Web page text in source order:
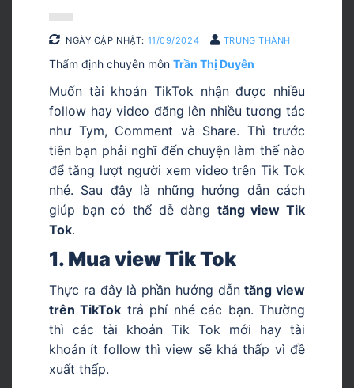
NGÀY CẬP NHẬT: 11/09/2024 TRUNG THÀNH
Thẩm định chuyên môn Trần Thị Duyên
Muốn tài khoản TikTok nhận được nhiều
follow hay video đăng lên nhiều tương tác
như Tym, Comment và Share. Thì trước
tiên bạn phải nghĩ đến chuyện làm thế nào
để tăng lượt người xem video trên Tik Tok
nhé. Sau đây là những hướng dẫn cách
giúp bạn có thể dễ dàng tăng view Tik
Tok.
1. Mua view Tik Tok
Thực ra đây là phần hướng dẫntăng view
trên TikTok trả phí nhé các bạn. Thường
thì các tài khoản Tik Tok mới hay tài
khoản ít follow thì view sẽ khá thấp vì đề
xuất thấp.